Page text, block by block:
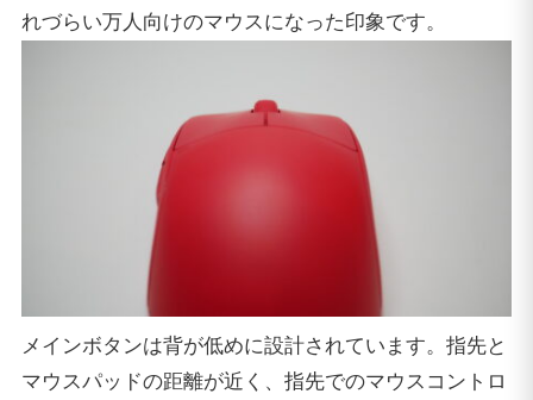
れづらい万人向けのマウスになった印象です。
メインボタンは背が低めに設計されています。指先と
マウスパッドの距離が近く、指先でのマウスコントロ